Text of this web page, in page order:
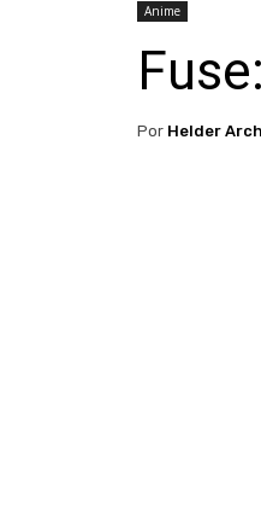
Anime
Por Helder